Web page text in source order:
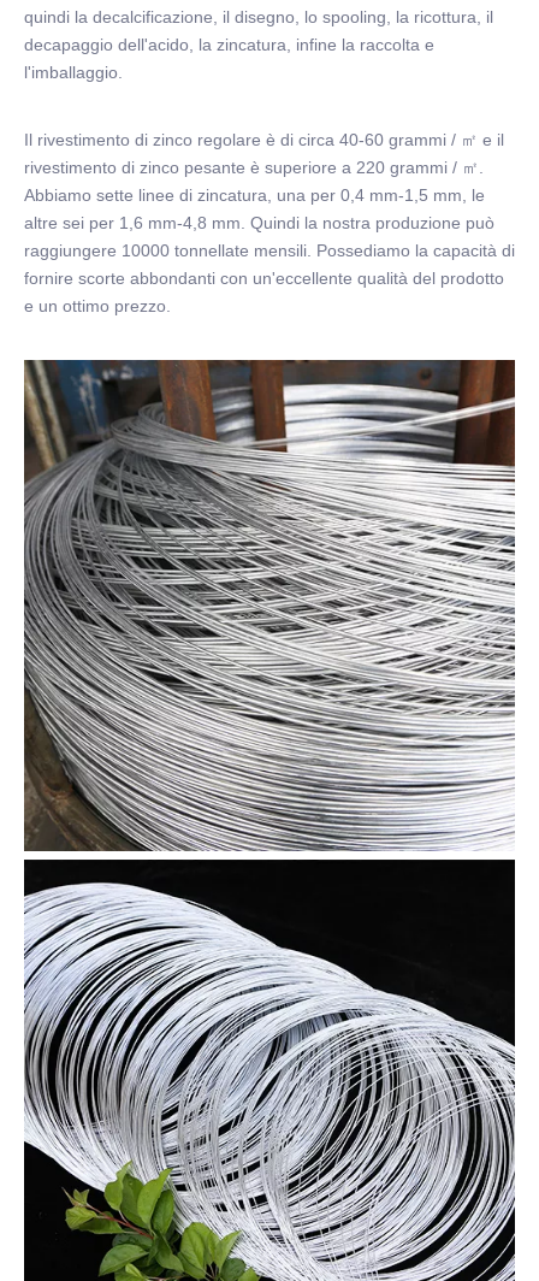
quindi la decalcificazione, il disegno, lo spooling, la ricottura, il
decapaggio dell'acido, la zincatura, infine la raccolta e
l'imballaggio.
Il rivestimento di zinco regolare è di circa 40-60 grammi / ㎡ e il
rivestimento di zinco pesante è superiore a 220 grammi / ㎡.
Abbiamo sette linee di zincatura, una per 0,4 mm-1,5 mm, le
altre sei per 1,6 mm-4,8 mm. Quindi la nostra produzione può
raggiungere 10000 tonnellate mensili. Possediamo la capacità di
fornire scorte abbondanti con un'eccellente qualità del prodotto
e un ottimo prezzo.